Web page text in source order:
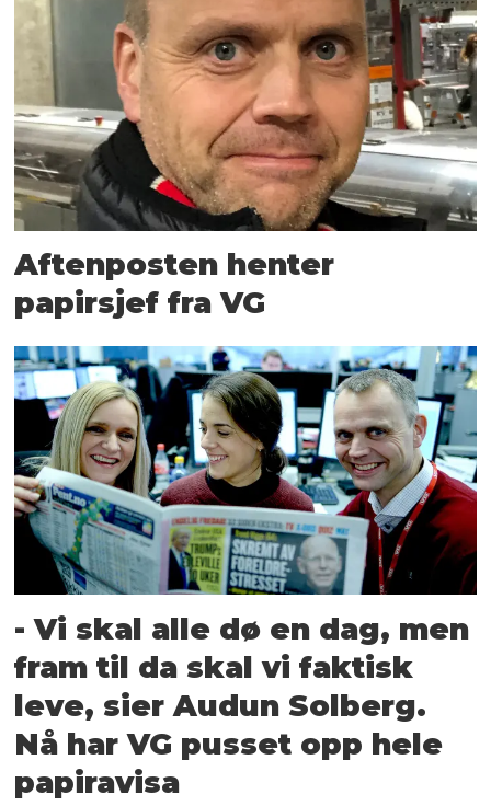
Aftenposten henter
papirsjef fra VG
- Vi skal alle dø en dag, men
fram til da skal vi faktisk
leve, sier Audun Solberg.
Nå har VG pusset opp hele
papiravisa